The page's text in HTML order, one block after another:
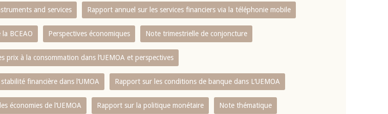
and services Rapport annuel sur les services financiers via la téléphonie mobile
BCEAO Perspectives économiques Note trimestrielle de conjoncture
prix à la consommation dans l‘UEMOA et perspectives
financière dans l‘UMOA Rapport sur les conditions de banque dans L‘UEMOA
économies de l‘UEMOA Rapport sur la politique monétaire Note thématique